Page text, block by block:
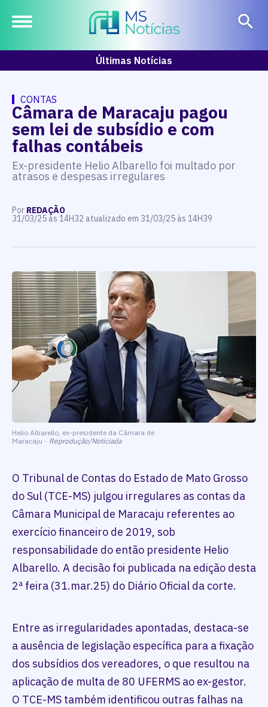
Últimas Notícias
CONTAS
Câmara de Maracaju pagou
sem lei de subsídio e com
falhas contábeis
Ex-presidente Helio Albarello foi multado por
atrasos e despesas irregulares
Por REDAÇÃO
31/03/25 às 14H32 atualizado em 31/03/25 às 14H39
Helio Albarello, ex-presidente da Câmara de
Maracaju - Reprodução/Noticiada
O Tribunal de Contas do Estado de Mato Grosso
do Sul (TCE-MS) julgou irregulares as contas da
Câmara Municipal de Maracaju referentes ao
exercício financeiro de 2019, sob
responsabilidade do então presidente Helio
Albarello. A decisão foi publicada na edição desta
2ª feira (31.mar.25) do Diário Oficial da corte.
Entre as irregularidades apontadas, destaca-se
a ausência de legislação específica para a fixação
dos subsídios dos vereadores, o que resultou na
aplicação de multa de 80 UFERMS ao ex-gestor.
O TCE-MS também identificou outras falhas na